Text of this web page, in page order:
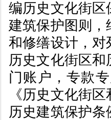
编历史文化街
建筑保护图则
和修缮设计，
历史文化街区
门账户，专款
《历史文化街
历史建筑保护